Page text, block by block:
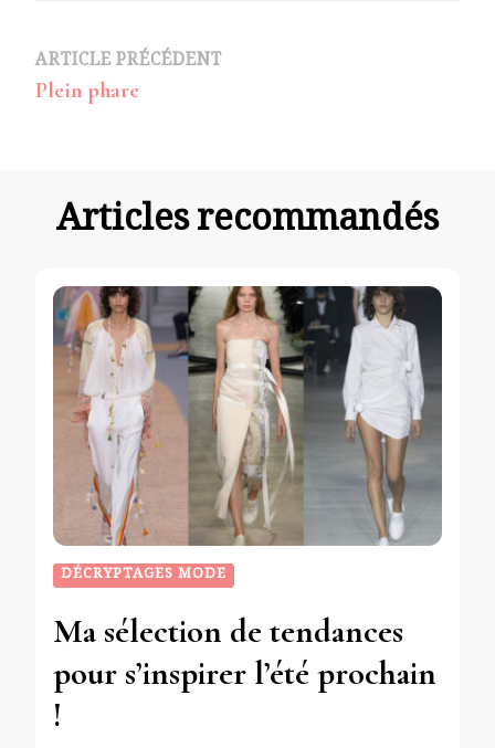
Navigation
d’article
ARTICLE PRÉCÉDENT
Plein phare
Articles recommandés
DÉCRYPTAGES MODE
Ma sélection de tendances
pour s’inspirer l’été prochain
!